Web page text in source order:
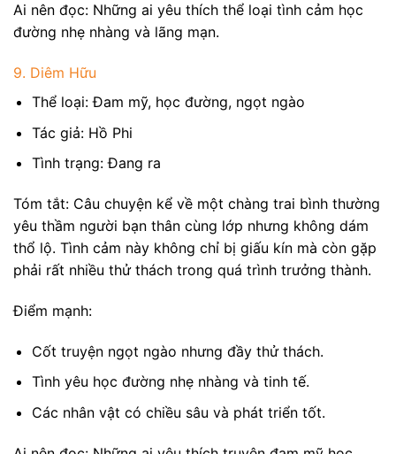
Ai nên đọc: Những ai yêu thích thể loại tình cảm học
đường nhẹ nhàng và lãng mạn.
9. Diêm Hữu
Thể loại: Đam mỹ, học đường, ngọt ngào
Tác giả: Hồ Phi
Tình trạng: Đang ra
Tóm tắt: Câu chuyện kể về một chàng trai bình thường
yêu thầm người bạn thân cùng lớp nhưng không dám
thổ lộ. Tình cảm này không chỉ bị giấu kín mà còn gặp
phải rất nhiều thử thách trong quá trình trưởng thành.
Điểm mạnh:
Cốt truyện ngọt ngào nhưng đầy thử thách.
Tình yêu học đường nhẹ nhàng và tinh tế.
Các nhân vật có chiều sâu và phát triển tốt.